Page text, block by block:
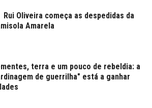
Rui Oliveira começa as despedidas da
Amarela
terra e um pouco de rebeldia: a
de guerrilha" está a ganhar